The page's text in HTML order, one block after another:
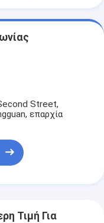
Street,
επαρχία
Τιμή Για